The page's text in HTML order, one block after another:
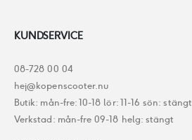
KUNDSERVICE
08-728 00 04
hej@kopenscooter.nu
Butik: mån-fre: 10-18 lör: 11-16 sön: stängt
Verkstad: mån-fre 09-18 helg: stängt